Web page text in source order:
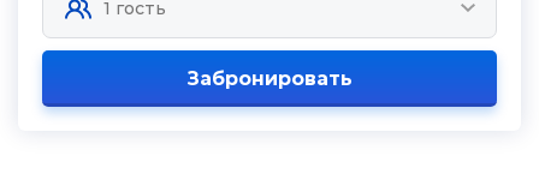
Забронировать